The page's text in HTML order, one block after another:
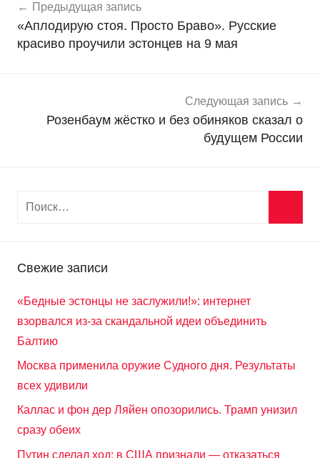
о
в
о
по
записям
Предыдущая запись
«Аплодирую стоя. Просто Браво». Русские
красиво проучили эстонцев на 9 мая
Следующая запись
Розенбаум жёстко и без обиняков сказал о
будущем России
Свежие записи
«Бедные эстонцы не заслужили!»: интернет
взорвался из-за скандальной идеи объединить
Балтию
Москва применила оружие Судного дня. Результаты
всех удивили
Каллас и фон дер Ляйен опозорились. Трамп унизил
сразу обеих
Путин сделал ход: в США признали — отказаться